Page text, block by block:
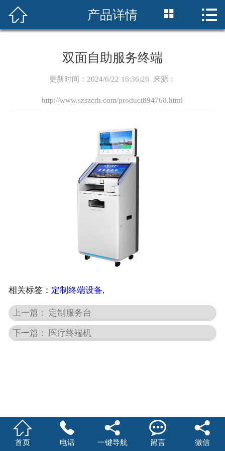
网站首页
产品展示
 产品详情  
双面自助服务终端
更新时间：2024/6/22 16:36:26 来源：
http://www.szszcrh.com/product894768.html
相关标签： 定制终端设备,
上一篇： 定制服务台
下一篇： 医疗终端机

首页

电话

一键导航

留言

微信